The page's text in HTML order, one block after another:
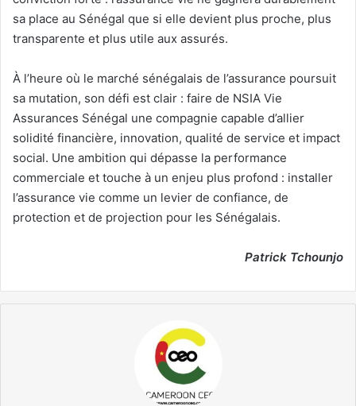
sa place au Sénégal que si elle devient plus proche, plus
transparente et plus utile aux assurés.
À l’heure où le marché sénégalais de l’assurance poursuit
sa mutation, son défi est clair : faire de NSIA Vie
Assurances Sénégal une compagnie capable d’allier
solidité financière, innovation, qualité de service et impact
social. Une ambition qui dépasse la performance
commerciale et touche à un enjeu plus profond : installer
l’assurance vie comme un levier de confiance, de
protection et de projection pour les Sénégalais.
Patrick Tchounjo